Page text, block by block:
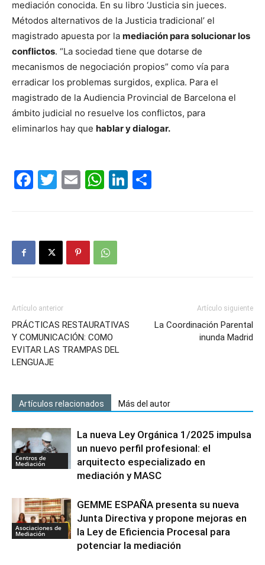
mediación conocida. En su libro ‘Justicia sin jueces.
Métodos alternativos de la Justicia tradicional’ el
magistrado apuesta por la mediación para solucionar los
conflictos. “La sociedad tiene que dotarse de
mecanismos de negociación propios” como vía para
erradicar los problemas surgidos, explica. Para el
magistrado de la Audiencia Provincial de Barcelona el
ámbito judicial no resuelve los conflictos, para
eliminarlos hay que hablar y dialogar.
Facebook
Twitter
EmailWhatsApp
LinkedIn
Artículo anterior
PRÁCTICAS RESTAURATIVAS
Y COMUNICACIÓN: COMO
EVITAR LAS TRAMPAS DEL
LENGUAJE
Artículo siguiente
La Coordinación Parental
inunda Madrid
Artículos relacionados Más del autor
Centros de
Mediación
La nueva Ley Orgánica 1/2025 impulsa
un nuevo perfil profesional: el
arquitecto especializado en
mediación y MASC
Asociaciones de
Mediación
GEMME ESPAÑA presenta su nueva
Junta Directiva y propone mejoras en
la Ley de Eficiencia Procesal para
potenciar la mediación